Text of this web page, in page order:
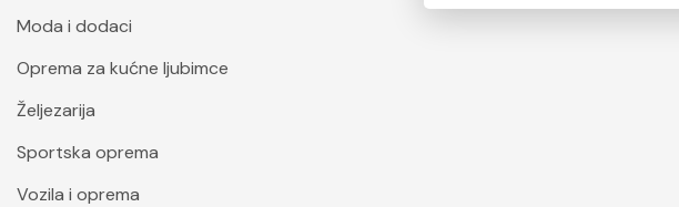
Moda i dodaci
Oprema za kućne ljubimce
Željezarija
Sportska oprema
Vozila i oprema